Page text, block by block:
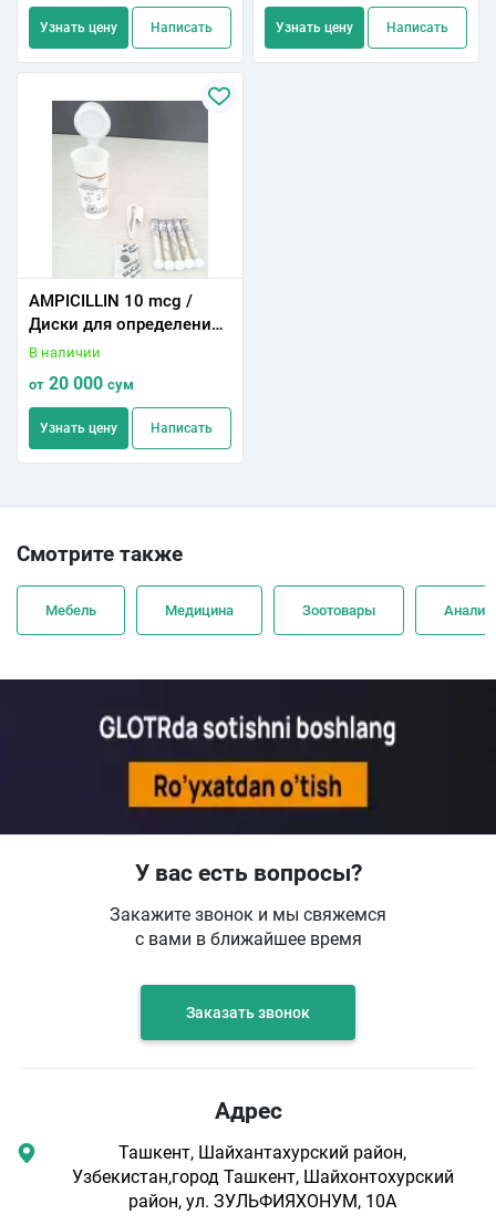
Узнать цену Написать Узнать цену Написать
AMPICILLIN 10 mcg /
Диски для определения
чувствительности к
препаратам с
Ампициллином 10 мкг
В наличии
от 20 000 сум
Узнать цену Написать
Смотрите также
Мебель Медицина Зоотовары
У вас есть вопросы?
Закажите звонок и мы свяжемся
с вами в ближайшее время
Заказать звонок
Адрес
Ташкент, Шайхантахурский район,
Узбекистан,город Ташкент, Шайхонтохурский
район, ул. ЗУЛЬФИЯХОНУМ, 10А